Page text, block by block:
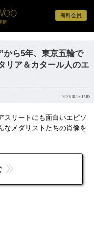
有料会員
新
から5年、東京五輪で
リア＆カタール人のエ
2021/08/06 17:03
スリートにも面白いエピソ
なメダリストたちの肖像を